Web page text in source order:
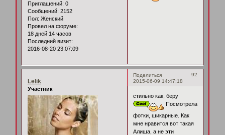
Приглашений: 0
Сообщений: 2152
Пол: Женский
Провел на форуме:
18 дней 14 часов
Последний визит:
2016-08-20 23:07:09
Поделиться
92
2015-06-09 14:47:18
Lelik
Участник
стильно как, беру
Посмотрела
фотки, шикарные. Как
мне нравится вот такая
Алиша, а не эти